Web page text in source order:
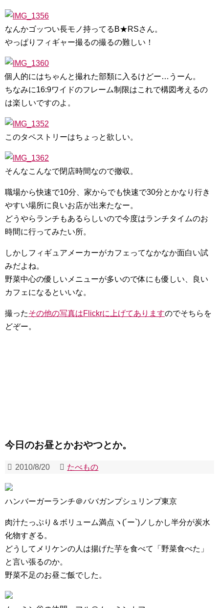
なんかゴッつい長モノ持ってるB★RSさん。
やっぱりフィギャー撮るの撮るの難しい！
個人的にはちゃんと撮れた部類に入るけどー…うーん。
ちなみに16:9ワイドのフレーム制限はこれで構図考えるの
は楽しいですのよ。
このタペストリーはちょっと欲しい。
そんなこんなで閉店時間なので撤収。
職場から快速で10分、家からでも快速で30分とかなり行き
やすい場所に良いお店が出来たなー。
どうやらランチもあるらしいので今度はランチタイムのお
時間に行ってみたい所。
しかしフィギュアメーカーがカフェってなかなか面白い試
みだよね。
野菜中心の優しいメニューが多いので体にも優しい、良い
カフェになるといいな。
撮ったその他の写真はFlickrに上げてありますのでそちらを
どぞー。
今日のお昼とかおやつとか。
2010/8/20 たべもの
ハンバーガーランチ＠ババガンプシュリンプ東京
肉汁たっぷり＆ボリューム満点ヽ(´ー`)ノしかし半分が炭水
化物すぎる。
どうしてメリケンの人は揚げた芋を食べて「野菜食べた」
と言い張るのか。
野菜不足のお昼ご飯でした。